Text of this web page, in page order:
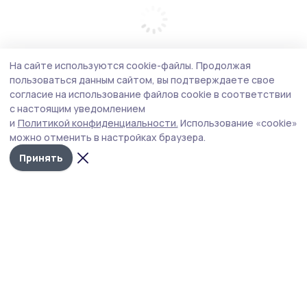
На сайте используются cookie-файлы. Продолжая
пользоваться данным сайтом, вы подтверждаете свое
согласие на использование файлов cookie в соответствии
с настоящим уведомлением
и Политикой конфиденциальности. Использование «cookie»
можно отменить в настройках браузера.
Принять